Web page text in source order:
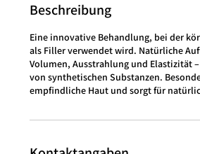
Beschreibung
Eine innovative Behandlung, bei der
als Filler verwendet wird. Natürliche
Volumen, Ausstrahlung und Elastizität
von synthetischen Substanzen.
empfindliche Haut und sorgt für